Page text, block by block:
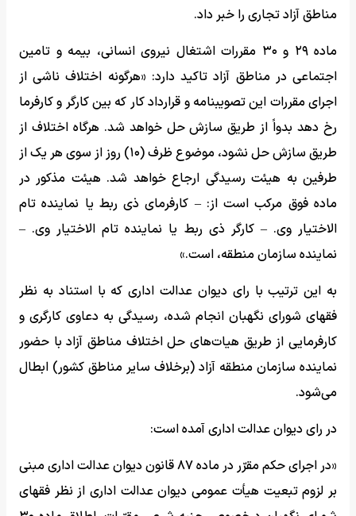
مناطق آزاد تجاری را خبر داد.
ماده ۲۹ و ۳۰ مقررات اشتغال نیروی انسانی، بیمه و تامین
اجتماعی در مناطق آزاد تاکید دارد: «هرگونه اختلاف ناشی از
اجرای مقررات این تصویبنامه و قرارداد کار که بین کارگر و کارفرما
رخ دهد بدواً از طریق سازش حل خواهد شد. هرگاه اختلاف از
طریق سازش حل نشود، موضوع ظرف (۱۰) روز از سوی هر یک از
طرفین به هیئت رسیدگی ارجاع خواهد شد. هیئت مذکور در
ماده فوق مرکب است از: – کارفرمای ذی ربط یا نماینده تام
الاختیار وی. – کارگر ذی ربط یا نماینده تام الاختیار وی. –
نماینده سازمان منطقه، است.»
به این ترتیب با رای دیوان عدالت اداری که با استناد به نظر
فقهای شورای نگهبان انجام شده، رسیدگی به دعاوی کارگری و
کارفرمایی از طریق هیات‌های حل اختلاف مناطق آزاد با حضور
نماینده سازمان منطقه آزاد (برخلاف سایر مناطق کشور) ابطال
می‌شود.
در رای دیوان عدالت اداری آمده است:
«در اجرای حکم مقرّر در ماده ۸۷ قانون دیوان عدالت اداری مبنی
بر لزوم تبعیت هیأت عمومی دیوان عدالت اداری از نظر فقهای